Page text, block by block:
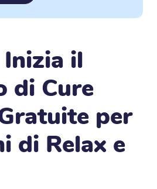
il
di Cure
per
di Relax e